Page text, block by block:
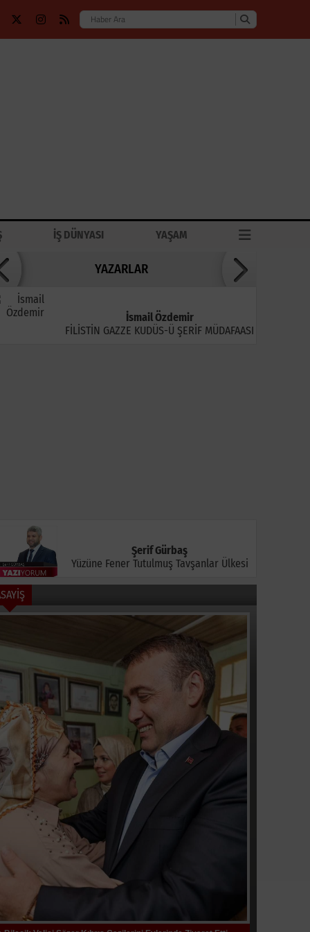
İŞ DÜNYASI YAŞAM
YAZARLAR
İsmail Özdemir
FİLİSTİN GAZZE KUDÜS-Ü ŞERİF MÜDAFAASI
Şerif Gürbaş
Yüzüne Fener Tutulmuş Tavşanlar Ülkesi